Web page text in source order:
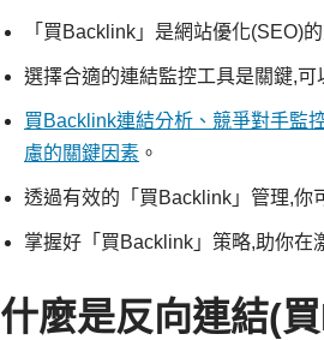
「買Backlink」是網站優化(SEO)
選擇合適的連結監控工具是關鍵,
買Backlink連結分析、競爭對手監
慮的關鍵因素 。
透過有效的「買Backlink」管理,你
掌握好「買Backlink」策略,助你在
什麼是反向連結(